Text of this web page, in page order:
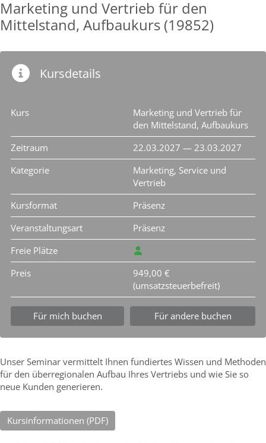
Marketing und Vertrieb für den
Mittelstand, Aufbaukurs (19852)
Kursdetails
Kurs
Marketing und Vertrieb für
den Mittelstand, Aufbaukurs
Zeitraum
22.03.2027 — 23.03.2027
Kategorie
Marketing, Service und
Vertrieb
Kursformat
Präsenz
Veranstaltungsart
Präsenz
Freie Plätze
Preis
949,00 €
(umsatzsteuerbefreit)
Für mich buchen Für andere buchen
Unser Seminar vermittelt Ihnen fundiertes Wissen und Methoden
für den überregionalen Aufbau Ihres Vertriebs und wie Sie so
neue Kunden generieren.
Kursinformationen (PDF)